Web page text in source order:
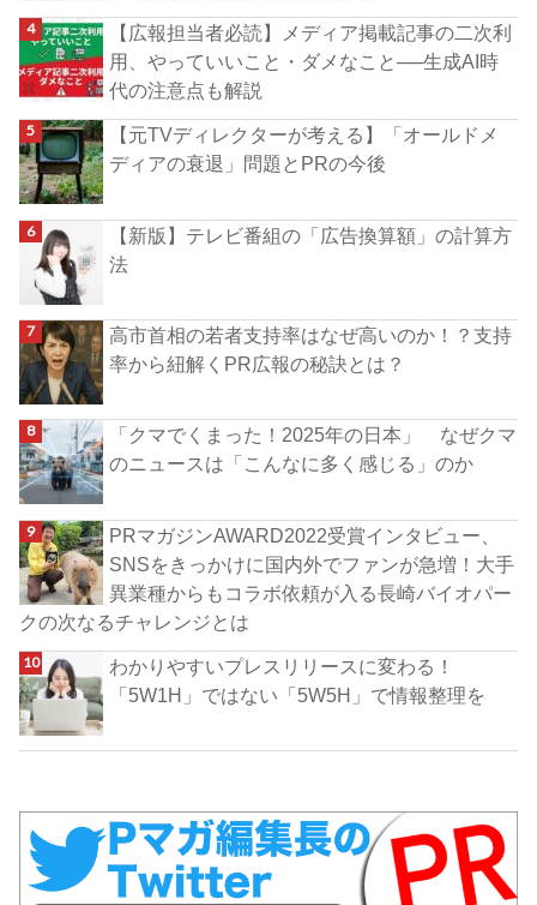
【広報担当者必読】メディア掲載記事の二次利
用、やっていいこと・ダメなこと──生成AI時
代の注意点も解説
【元TVディレクターが考える】「オールドメ
ディアの衰退」問題とPRの今後
【新版】テレビ番組の「広告換算額」の計算方
法
高市首相の若者支持率はなぜ高いのか！？支持
率から紐解くPR広報の秘訣とは？
「クマでくまった！2025年の日本」 なぜクマ
のニュースは「こんなに多く感じる」のか
PRマガジンAWARD2022受賞インタビュー、
SNSをきっかけに国内外でファンが急増！大手
異業種からもコラボ依頼が入る長崎バイオパー
クの次なるチャレンジとは
わかりやすいプレスリリースに変わる！
「5W1H」ではない「5W5H」で情報整理を